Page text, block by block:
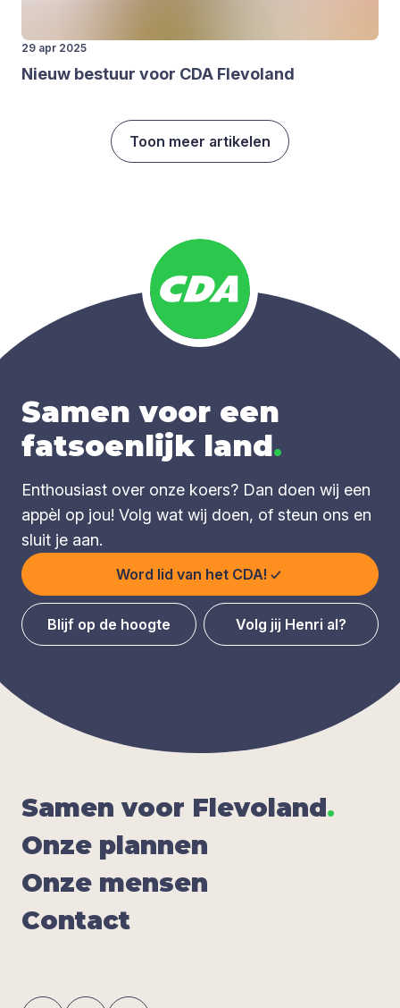
29 apr 2025
Nieuw bestuur voor CDA Fle­vo­land
Toon meer artikelen
Samen voor een
fatsoenlijk land.
Enthousiast over onze koers? Dan doen wij een
appèl op jou! Volg wat wij doen, of steun ons en
sluit je aan.
Word lid van het CDA!
Blijf op de hoogte Volg jij Henri al?
Samen voor Fle­vo­land.
Onze plan­nen
Onze men­sen
Con­tact